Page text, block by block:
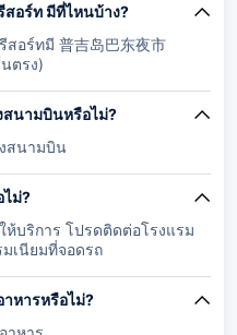
สอร์ท มีที่ไหนบ้าง?
อร์ทมี 普吉岛巴东夜市
ตรง)
สนามบินหรือไม่?
สนามบิน
ไม่?
บริการ โปรดติดต่อโรงแรม
มเนียมที่จอดรถ
หารหรือไม่?